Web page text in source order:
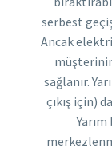
serbest
Ancak
sağlanır.
çıkış için)